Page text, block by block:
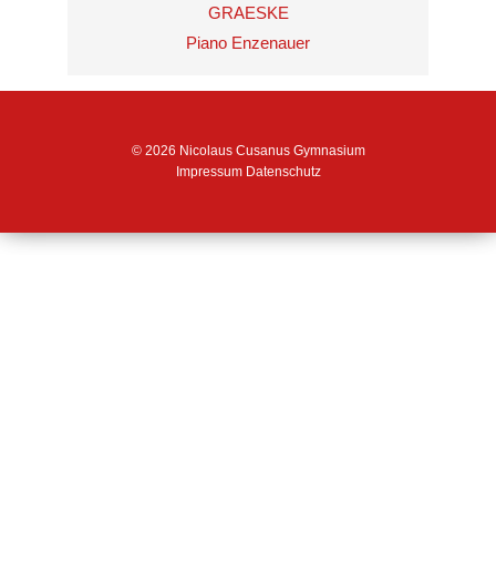
GRAESKE
Piano Enzenauer
© 2026 Nicolaus Cusanus Gymnasium
Impressum Datenschutz